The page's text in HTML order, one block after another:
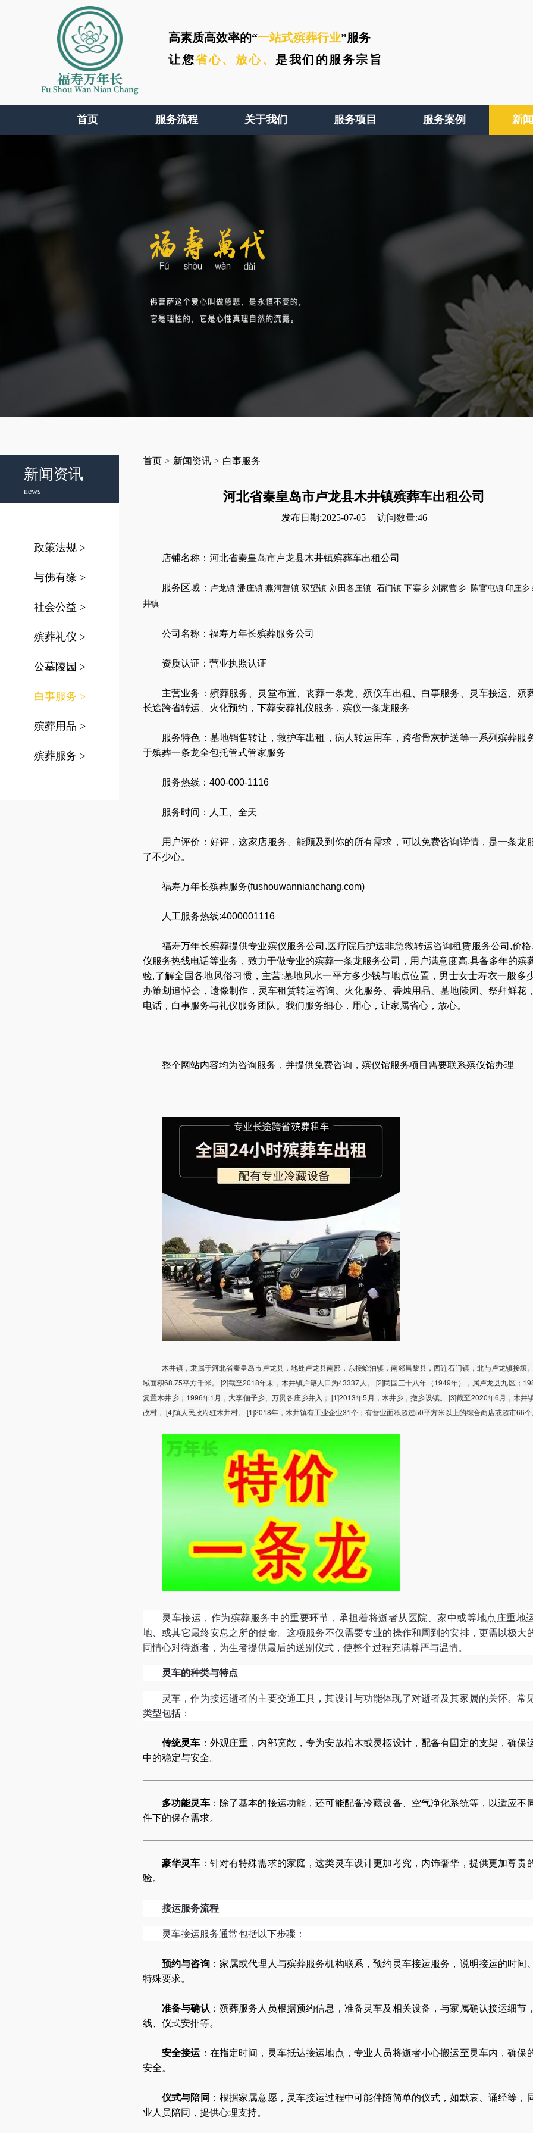
福寿万年长
Fu Shou Wan Nian Chang
高素质高效率的“一站式殡葬行业”服务
让您省心、 放心、 是我们的服务宗旨
首页 服务流程 关于我们 服务项目 服务案例 新
新闻资讯
news
政策法规 >
与佛有缘 >
社会公益 >
殡葬礼仪 >
公墓陵园 >
白事服务 >
殡葬用品 >
殡葬服务 >
首页 > 新闻资讯 > 白事服务
河北省秦皇岛市卢龙县木井镇殡葬车出租公司
发布日期:2025-07-05 访问数量:46
店铺名称：河北省秦皇岛市卢龙县木井镇殡葬车出租公司
服务区域： 卢龙镇 潘庄镇 燕河营镇 双望镇 刘田各庄镇 石门镇 下寨乡 刘家营乡 陈官屯镇 印庄乡
井镇
公司名称： 福寿万年长殡葬服务公司
资质认证：营业执照认证
主营业务： 殡葬服务 灵堂布置 、丧葬一条龙 、殡仪车出租 白事服务 灵车接运 殡
长途跨省转运
火化预约 ， 下葬安葬礼仪服务 ， 殡仪一条龙服务
服务特色： 墓地销售转让 ， 救护车出租 ， 病人转运用车 ， 跨省骨灰护送等一系列殡葬服
于殡葬一条龙全包托管式管家服务
服务热线：400-000-1116
服务时间：人工、全天
用户评价：好评，这家店服务、能顾及到你的所有需求，可以免费咨询详情，是一条龙
了不少心。
福寿万年长殡葬服务(fushouwannianchang.com)
人工服务热线:4000001116
福寿万年长殡葬提供专业殡仪服务公司 ,医疗院后护送非急救转运咨询租赁服务公司 ,价格,
仪服务热线电话等业务，致力于做专业的殡葬一条龙服务公司
，用户满意度高,具备多年的殡
验,了解全国各地风俗习惯，主营:墓地风水一平方多少钱与地点位置 ， 男士女士寿衣一般多
办策划追悼会 ， 遗像制作 ， 灵车租赁转运咨询 火化服务 香烛用品 、墓地陵园 、祭拜鲜花 ，
电话 ， 白事服务与礼仪服务团队 。我们服务细心，用心，让家属省心，放心。
整个网站内容均为咨询服务，并提供免费咨询，殡仪馆服务项目需要联系殡仪馆办理
木井镇，隶属于河北省秦皇岛市卢龙县，地处卢龙县南部，东接蛤泊镇，南邻昌黎县，西连石门镇，北与卢龙镇接壤
域面积68.75平方千米。 [2]截至2018年末，木井镇户籍人口为43337人。 [2]民国三十八年（1949年），属卢龙县九区；
复置木井乡；1996年1月，大李佃子乡、万贯各庄乡并入； [1]2013年5月，木井乡，撤乡设镇。 [3]截至2020年6月，木井
政村， [4]镇人民政府驻木井村。 [1]2018年，木井镇有工业企业31个；有营业面积超过50平方米以上的综合商店或超市66个
灵车接运，作为殡葬服务中的重要环节，承担着将逝者从医院、家中或等地点庄重地
地、或其它最终安息之所的使命。这项服务不仅需要专业的操作和周到的安排，更需以极大
同情心对待逝者，为生者提供最后的送别仪式，使整个过程充满尊严与温情。
灵车的种类与特点
灵车，作为接运逝者的主要交通工具，其设计与功能体现了对逝者及其家属的关怀。常
类型包括：
传统灵车 ：外观庄重，内部宽敞，专为安放棺木或灵柩设计，配备有固定的支架，确保
中的稳定与安全。
多功能灵车：除了基本的接运功能，还可能配备冷藏设备、空气净化系统等，以适应不
件下的保存需求。
豪华灵车 ：针对有特殊需求的家庭，这类灵车设计更加考究，内饰奢华，提供更加尊贵
验。
接运服务流程
灵车接运服务通常包括以下步骤：
预约与咨询：家属或代理人与殡葬服务机构联系，预约灵车接运服务，说明接运的时间
特殊要求。
准备与确认 ：殡葬服务人员根据预约信息，准备灵车及相关设备，与家属确认接运细节
线、仪式安排等。
安全接运 ：在指定时间，灵车抵达接运地点，专业人员将逝者小心搬运至灵车内，确保
安全。
仪式与陪同 ：根据家属意愿，灵车接运过程中可能伴随简单的仪式，如默哀、诵经等，
业人员陪同，提供心理支持。